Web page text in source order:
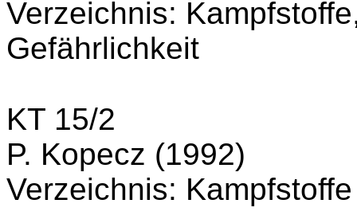
Verzeichnis:
Gefährlichkeit
KT 15/2
P. Kopecz (1992)
Verzeichnis: